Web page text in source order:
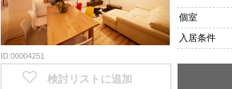
ID:00004251
個室
入居条件
検討リストに追加